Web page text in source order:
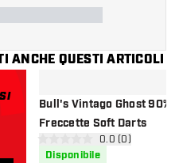
ANCHE QUESTI ARTICOLI
Bull's Vintago Ghost 90% -
Freccette Soft Darts
apri pannello
0 stelle di valutazione
0.0 (0)
Disponibile